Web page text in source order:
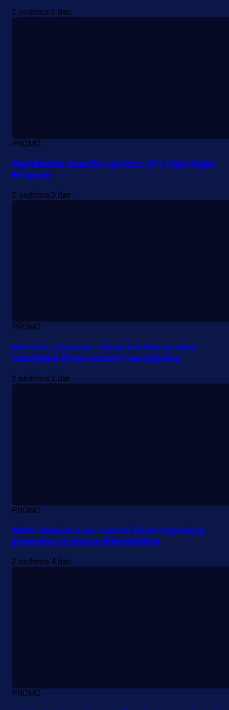
2 sedmica 2 dan
PROMO
Meridianbet zvanični sponzor UFC Fight Night
Belgrade
2 sedmica 3 dan
PROMO
Internet, televizija i fiksni telefon na svim
lokacijama širom Bosne i Hercegovine
2 sedmica 3 dan
PROMO
MrBit: Registruj se i isprati finale Svjetskog
prvenstva uz bonus dobrodošlice
2 sedmica 4 dan
PROMO